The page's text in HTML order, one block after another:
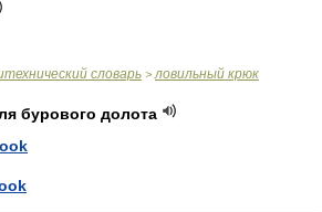
словарь > ловильный крюк
бурового долота